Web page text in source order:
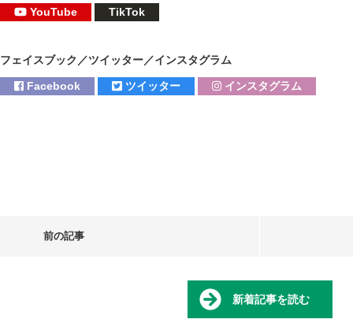
YouTube TikTok
フェイスブック／ツイッター／インスタグラム
Facebook ツイッター インスタグラム
前の記事
新着記事を読む